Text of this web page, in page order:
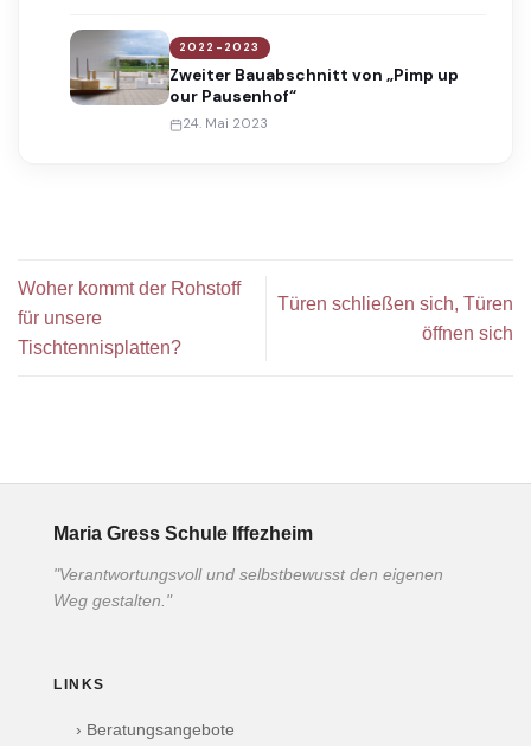
2022-2023
Zweiter Bauabschnitt von „Pimp up
our Pausenhof“
24. Mai 2023
Woher kommt der Rohstoff
für unsere
Tischtennisplatten?
Türen schließen sich, Türen
öffnen sich
Maria Gress Schule Iffezheim
"Verantwortungsvoll und selbstbewusst den eigenen
Weg gestalten."
LINKS
› Beratungsangebote